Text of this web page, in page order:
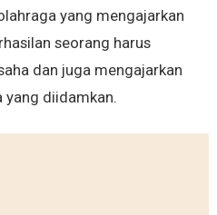
yang mengajarkan
seorang harus
dan juga mengajarkan
yang diidamkan.